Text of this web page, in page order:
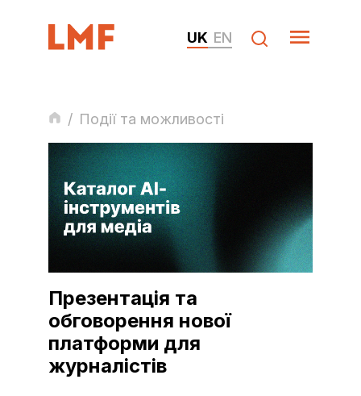
UK EN
/ Події та можливості
Презентація та
обговорення нової
платформи для
журналістів